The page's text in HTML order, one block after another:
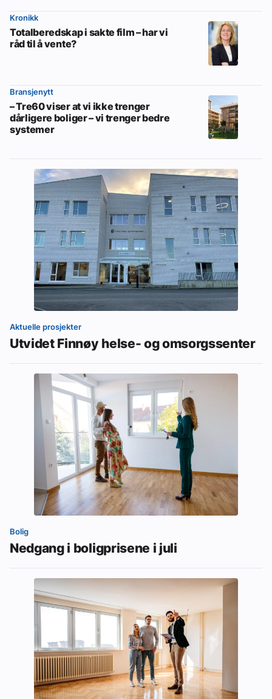
Kronikk
Totalberedskap i sakte film – har vi
råd til å vente?
Bransjenytt
– Tre60 viser at vi ikke trenger
dårligere boliger – vi trenger bedre
systemer
Aktuelle prosjekter
Utvidet Finnøy helse- og omsorgssenter
Bolig
Nedgang i boligprisene i juli